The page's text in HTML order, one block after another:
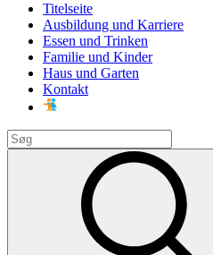
Titelseite
Ausbildung und Karriere
Essen und Trinken
Familie und Kinder
Haus und Garten
Kontakt
Search
for: